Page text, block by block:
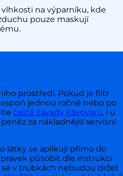
na výparníku, kde
pouze maskují
prostředí. Pokud je filtr
jednou ročně nebo po
časté závady kávovarů, i u
za nákladnější servisní
látky se aplikují přímo do
působit dle instrukcí
v trubkách nebudou držet